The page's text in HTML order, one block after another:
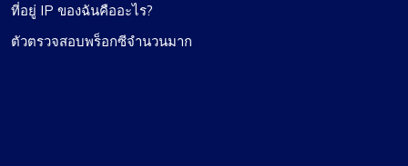
ที่อยู่ IP ของฉันคืออะไร?
ตัวตรวจสอบพร็อกซีจำนวนมาก